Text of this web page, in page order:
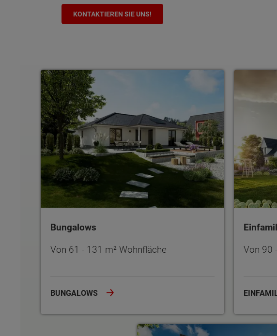
KONTAKTIEREN SIE UNS!
Bungalows
Bungalows
Von 61 - 131 m² Wohnfläche
BUNGALOWS
Von 90
Zweifamilienhäuser
Wonach möchten Sie